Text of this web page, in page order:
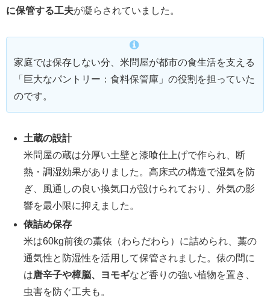
に保管する工夫が凝らされていました。
家庭では保存しない分、米問屋が都市の食生活を支える
「巨大なパントリー：食料保管庫」の役割を担っていた
のです。
土蔵の設計
米問屋の蔵は分厚い土壁と漆喰仕上げで作られ、断
熱・調湿効果がありました。高床式の構造で湿気を防
ぎ、風通しの良い換気口が設けられており、外気の影
響を最小限に抑えました。
俵詰め保存
米は60kg前後の藁俵（わらだわら）に詰められ、藁の
通気性と防湿性を活用して保管されました。俵の間に
は唐辛子や樟脳、ヨモギなど香りの強い植物を置き、
虫害を防ぐ工夫も。